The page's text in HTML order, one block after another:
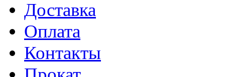
Доставка
Оплата
Контакты